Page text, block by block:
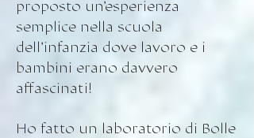
proposto un’esperienza
semplice nella scuola
dell’infanzia dove lavoro e i
bambini erano davvero
affascinati!
Ho fatto un laboratorio di Bolle